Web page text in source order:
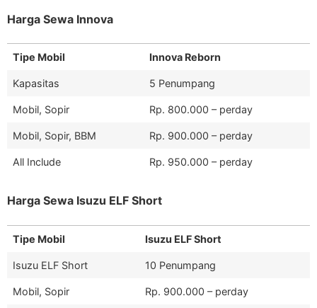
Harga Sewa Innova
Tipe Mobil Innova Reborn
Kapasitas 5 Penumpang
Mobil, Sopir Rp. 800.000 – perday
Mobil, Sopir, BBM Rp. 900.000 – perday
All Include Rp. 950.000 – perday
Harga Sewa Isuzu ELF Short
Tipe Mobil Isuzu ELF Short
Isuzu ELF Short 10 Penumpang
Mobil, Sopir Rp. 900.000 – perday